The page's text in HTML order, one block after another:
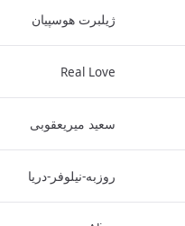
ژیلبرت هوسپیان
Real Love
سعید میریعقوبی
روزبه-نیلوفر-دریا